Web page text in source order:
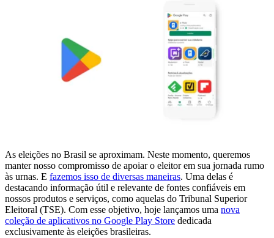
As eleições no Brasil se aproximam. Neste momento, queremos
manter nosso compromisso de apoiar o eleitor em sua jornada rumo
às urnas. E fazemos isso de diversas maneiras. Uma delas é
destacando informação útil e relevante de fontes confiáveis em
nossos produtos e serviços, como aquelas do Tribunal Superior
Eleitoral (TSE). Com esse objetivo, hoje lançamos uma nova
coleção de aplicativos no Google Play Store dedicada
exclusivamente às eleições brasileiras.